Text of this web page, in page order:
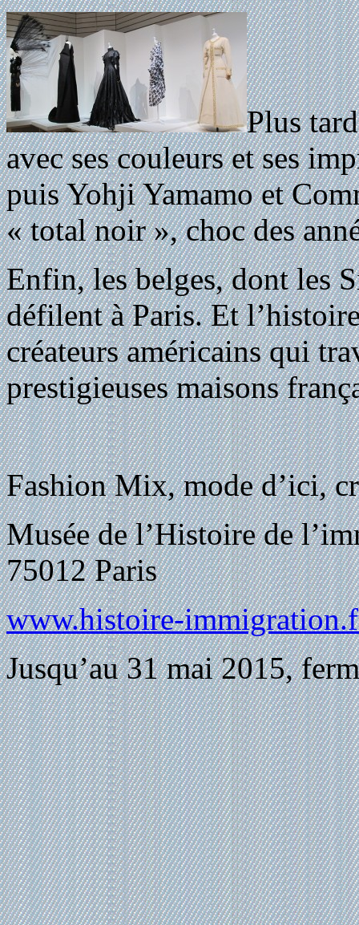
Plus
avec ses couleurs et ses
puis Yohji Yamamo et
« total noir », choc des
Enfin, les belges, dont les
défilent à Paris. Et
créateurs américains qui
prestigieuses maisons
Fashion Mix, mode d’ici,
Musée de l’Histoire de
75012 Paris
www.histoire-
Jusqu’au 31 mai 2015,